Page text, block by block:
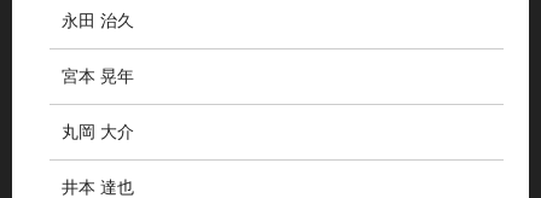
永田 治久
宮本 晃年
丸岡 大介
井本 達也